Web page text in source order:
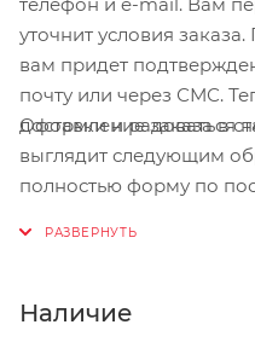
уточнит условия
вам придет
почту или через СМС.
доставки и радоваться
Оформление заказа в
выглядит следующим
полностью форму по
Нажмите кнопку
Наличие